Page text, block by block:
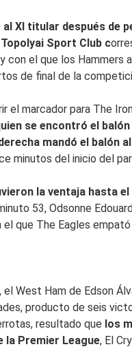
al XI titular después de
Sport Club c
con el que los Hammers
de final de la
el marcador para The
se encontró el
mandó el balón
minutos del inicio del
la ventaja hasta el
53, Odsonne
que The Eagles
West Ham de Edson
producto de seis
resultado que los
la Premier League, El